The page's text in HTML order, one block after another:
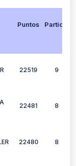
Puntos
22519 9
22481 8
22480 8